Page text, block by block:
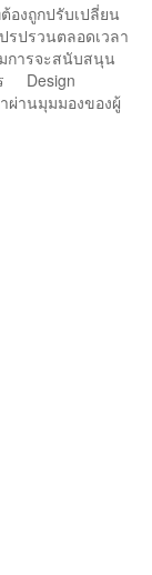
องถูกปรับเปลี่ยน
รปรวนตลอดเวลา
การจะสนับสนุน
ร Design
ผ่านมุมมองของผู้